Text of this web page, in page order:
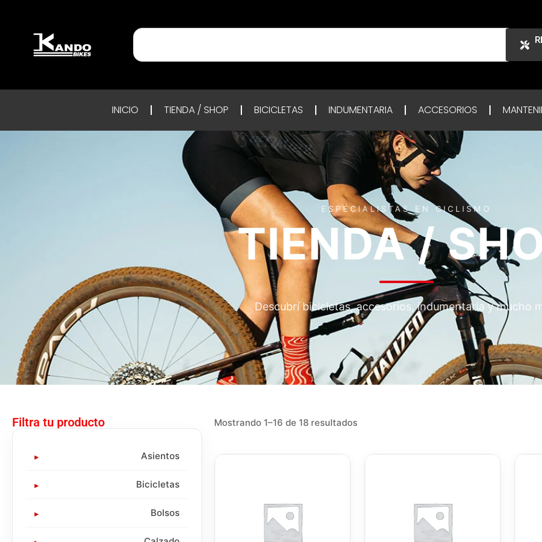
INICIO TIENDA / SHOP BICICLETAS INDUMENTARIA ACCESORIOS
ESPECIALISTAS EN CICLISMO
TIENDA /
Descubrí bicicletas, accesorios, indumentaria y mucho
Filtra tu producto
Asientos
Bicicletas
Bolsos
Mostrando 1–16 de 18 resultados